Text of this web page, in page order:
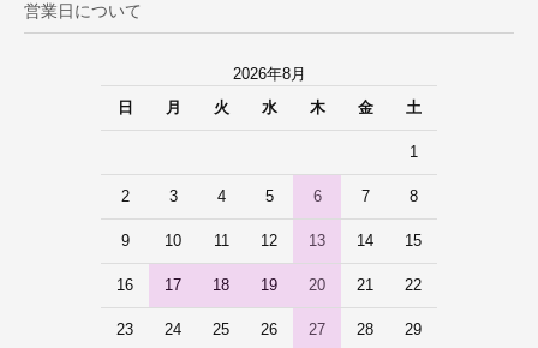
営業日について
2026年8月
日
月 火 水 木 金 土
1
2 3 4 5 6 7 8
9 10 11 12 13 14 15
16 17 18 19 20 21 22
23 24 25 26 27 28 29